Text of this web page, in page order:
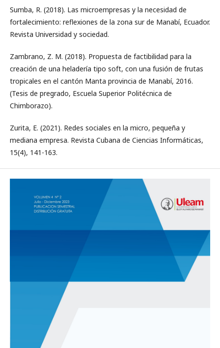
Sumba, R. (2018). Las microempresas y la necesidad de
fortalecimiento: reflexiones de la zona sur de Manabí, Ecuador.
Revista Universidad y sociedad.
Zambrano, Z. M. (2018). Propuesta de factibilidad para la
creación de una heladería tipo soft, con una fusión de frutas
tropicales en el cantón Manta provincia de Manabí, 2016.
(Tesis de pregrado, Escuela Superior Politécnica de
Chimborazo).
Zurita, E. (2021). Redes sociales en la micro, pequeña y
mediana empresa. Revista Cubana de Ciencias Informáticas,
15(4), 141-163.